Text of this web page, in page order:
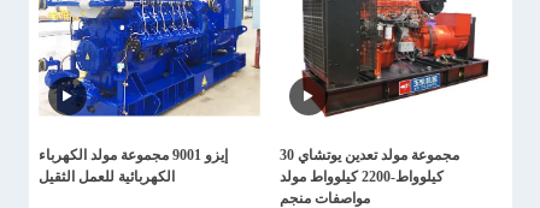
مجموعة مولد تعدين يوتشاي 30
كيلوواط-2200 كيلوواط مولد
مواصفات منجم
إيزو 9001 مجموعة مولد الكهرباء
الكهربائية للعمل الثقيل